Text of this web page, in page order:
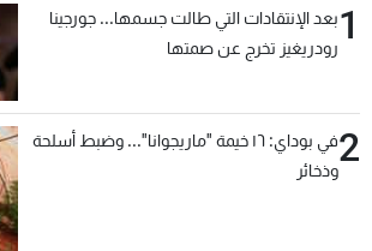
1بعد الإنتقادات التي طالت جسمها... جورجينا
رودريغيز تخرج عن صمتها
2
في بوداي: ١٦ خيمة "ماريجوانا"... وضبط أسلحة
وذخائر